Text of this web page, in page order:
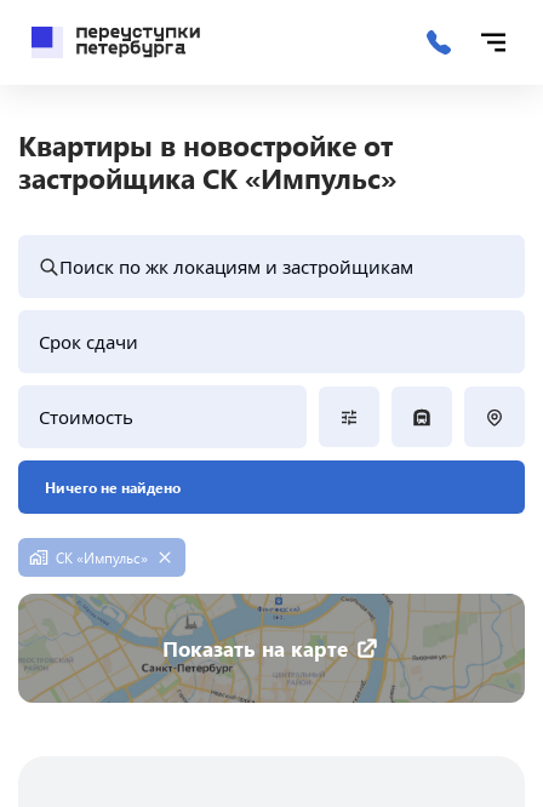
Квартиры в новостройке от
застройщика СК «Импульс»
Поиск по жк локациям и застройщикам
Срок сдачи
Стоимость
Ничего не найдено
СК «Импульс»
Показать на карте